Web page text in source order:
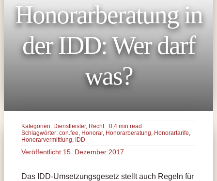
Honorarberatung in
der IDD: Wer darf
was?
Kategorien: Dienstleister, Recht
0,4 min read
Schlagwörter: con.fee Honorar, Honorarberatung Honorartarife
Honorarvermittlung IDD
Veröffentlicht:15. Dezember 2017
Das IDD-Umsetzungsgesetz stellt auch Regeln für